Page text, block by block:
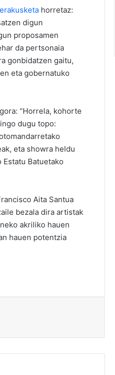
erakusketa horretaz:
digun
proposamen
da pertsonaia
gonbidatzen gaitu,
eta gobernatuko
“Horrela, kohorte
dugu topo:
eta showra heldu
Estatu Batuetako
Aita Santua
bezala dira artistak
akriliko hauen
hauen potentzia